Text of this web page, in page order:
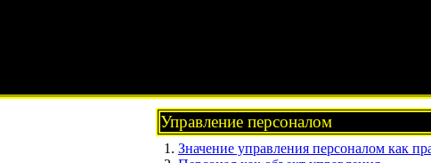
Управление персоналом
Значение управления персоналом как